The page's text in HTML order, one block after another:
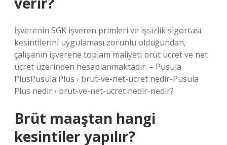
İşverenin SGK işveren primleri ve işsizlik sigortası
kesintilerini uygulaması zorunlu olduğundan,
çalışanın işverene toplam maliyeti brüt ücret ve net
ücret üzerinden hesaplanmaktadır. – Pusula
PlusPusula Plus › brut-ve-net-ucret nedir-Pusula
Plus nedir › brut-ve-net-ucret nedir-nedir?
Brüt maaştan hangi
kesintiler yapılır?